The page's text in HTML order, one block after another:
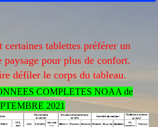
certaines tablettes préférer un
paysage pour plus de confort.
défiler le corps du tableau.
COMPLETES NOAA de
2021